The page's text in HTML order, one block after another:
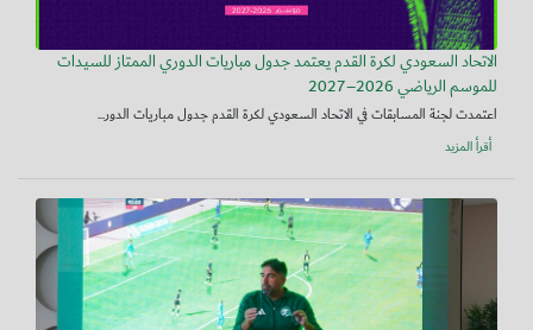
الاتحاد السعودي لكرة القدم يعتمد جدول مباريات الدوري الممتاز للسيدات
للموسم الرياضي 2026–2027
اعتمدت لجنة المسابقات في الاتحاد السعودي لكرة القدم جدول مباريات الدور...
أقرأ المزيد